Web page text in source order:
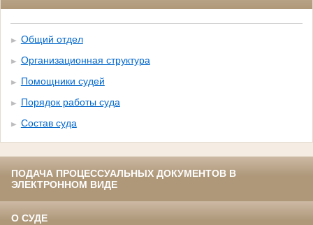
Общий отдел
Организационная структура
Помощники судей
Порядок работы суда
Состав суда
ПОДАЧА ПРОЦЕССУАЛЬНЫХ ДОКУМЕНТОВ В
ЭЛЕКТРОННОМ ВИДЕ
О СУДЕ